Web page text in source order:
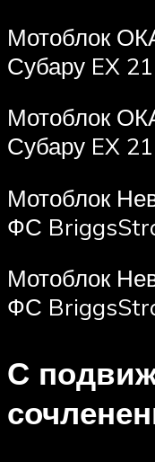
Мотоблок
Субару EX
Мотоблок
Субару EX
Мотоблок
ФС
Мотоблок
ФС
С